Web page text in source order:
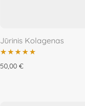
Jūrinis Kolagenas
Įvertinimas:
50,00 €